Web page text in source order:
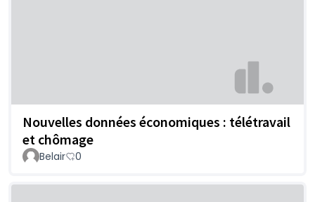
Nouvelles données économiques : télétravail
et chômage
Belair 0